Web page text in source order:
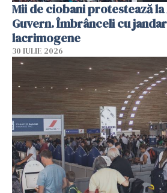
Mii de ciobani protestează la
Guvern. Îmbrânceli cu
lacrimogene
30 IULIE 2026